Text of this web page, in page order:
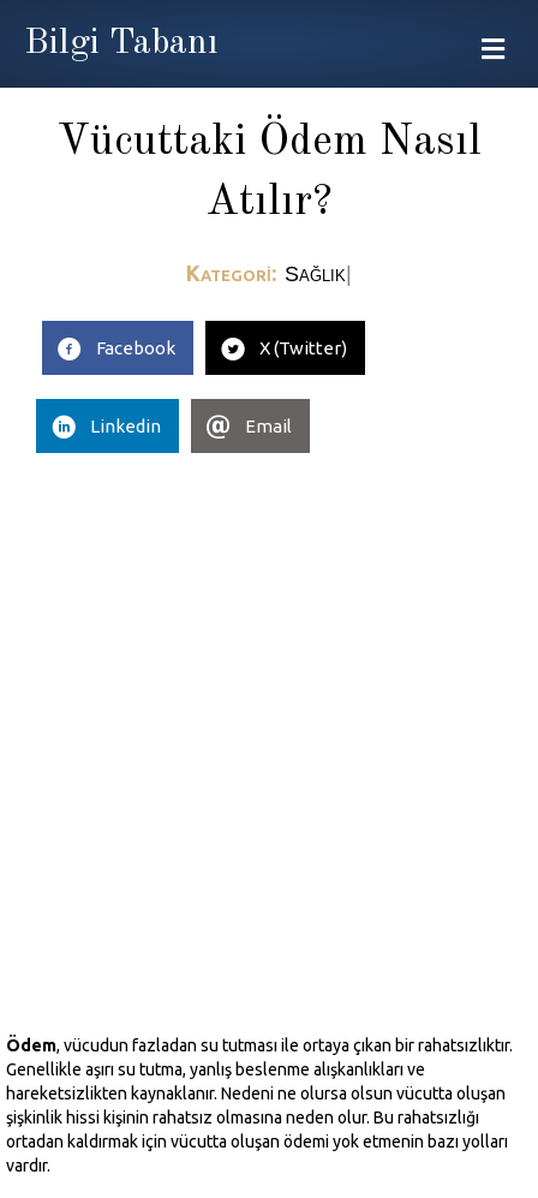
Bilgi Tabanı
Vücuttaki Ödem Nasıl
Atılır?
Kategori:
Facebook X (Twitter)
Linkedin Email
Ödem, vücudun fazladan su tutması ile ortaya çıkan bir rahatsızlıktır.
Genellikle aşırı su tutma, yanlış beslenme alışkanlıkları ve
hareketsizlikten kaynaklanır. Nedeni ne olursa olsun vücutta oluşan
şişkinlik hissi kişinin rahatsız olmasına neden olur. Bu rahatsızlığı
ortadan kaldırmak için vücutta oluşan ödemi yok etmenin bazı yolları
vardır.